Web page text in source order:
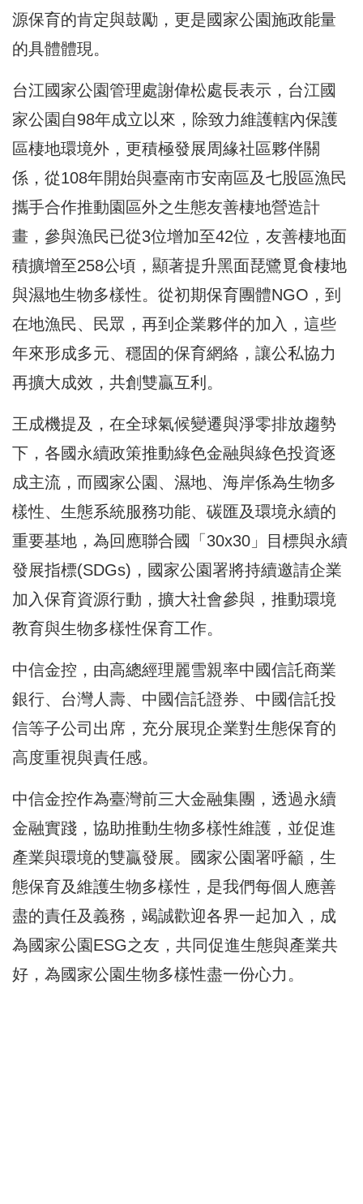
源保育的肯定與鼓勵，更是國家公園施政能量
的具體體現。
台江國家公園管理處謝偉松處長表示，台江國
家公園自98年成立以來，除致力維護轄內保護
區棲地環境外，更積極發展周緣社區夥伴關
係，從108年開始與臺南市安南區及七股區漁民
攜手合作推動園區外之生態友善棲地營造計
畫，參與漁民已從3位增加至42位，友善棲地面
積擴增至258公頃，顯著提升黑面琵鷺覓食棲地
與濕地生物多樣性。從初期保育團體NGO，到
在地漁民、民眾，再到企業夥伴的加入，這些
年來形成多元、穩固的保育網絡，讓公私協力
再擴大成效，共創雙贏互利。
王成機提及，在全球氣候變遷與淨零排放趨勢
下，各國永續政策推動綠色金融與綠色投資逐
成主流，而國家公園、濕地、海岸係為生物多
樣性、生態系統服務功能、碳匯及環境永續的
重要基地，為回應聯合國「30x30」目標與永續
發展指標(SDGs)，國家公園署將持續邀請企業
加入保育資源行動，擴大社會參與，推動環境
教育與生物多樣性保育工作。
中信金控，由高總經理麗雪親率中國信託商業
銀行、台灣人壽、中國信託證券、中國信託投
信等子公司出席，充分展現企業對生態保育的
高度重視與責任感。
中信金控作為臺灣前三大金融集團，透過永續
金融實踐，協助推動生物多樣性維護，並促進
產業與環境的雙贏發展。國家公園署呼籲，生
態保育及維護生物多樣性，是我們每個人應善
盡的責任及義務，竭誠歡迎各界一起加入，成
為國家公園ESG之友，共同促進生態與產業共
好，為國家公園生物多樣性盡一份心力。